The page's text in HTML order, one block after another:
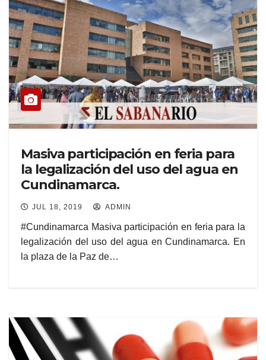
Masiva participación en feria para
la legalización del uso del agua en
Cundinamarca.
JUL 18, 2019 ADMIN
#Cundinamarca Masiva participación en feria para la
legalización del uso del agua en Cundinamarca. En
la plaza de la Paz de…